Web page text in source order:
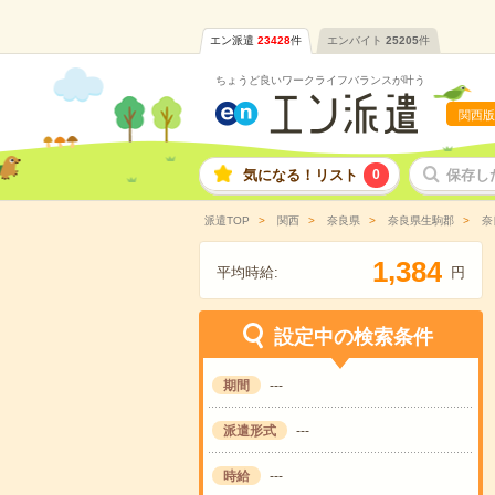
エン派遣 23428件 エンバイト 25205件
ちょうど良いワークライフバランスが叶う
関西版
気になる！リスト 0 保存し
派遣TOP 関西 奈良県 奈良県生駒郡 奈
平均時給: 1,384 円
設定中の検索条件
期間 ---
派遣形式 ---
時給 ---